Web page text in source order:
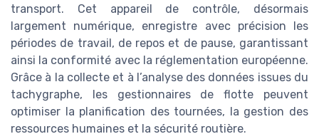
transport. Cet appareil de contrôle, désormais
largement numérique, enregistre avec précision les
périodes de travail, de repos et de pause, garantissant
ainsi la conformité avec la réglementation européenne.
Grâce à la collecte et à l’analyse des données issues du
tachygraphe, les gestionnaires de flotte peuvent
optimiser la planification des tournées, la gestion des
ressources humaines et la sécurité routière.